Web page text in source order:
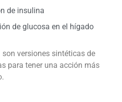
de insulina
de glucosa en el hígado
son versiones sintéticas de
para tener una acción más